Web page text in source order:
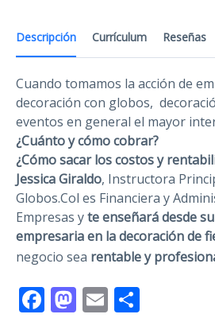
Descripción Currículum Reseñas
Cuando tomamos la acción de
decoración con globos,
eventos en general el mayor
¿Cuánto y cómo cobrar?
¿Cómo sacar los costos y
Jessica Giraldo, Instructora
Globos.Col es Financiera y
Empresas yte enseñará desde
empresaria en la decoración de
negocio sea rentable y
Facebook
Mastodon
Email